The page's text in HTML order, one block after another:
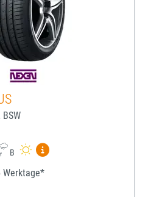
B
Mehr Informationen zum
Werktage*